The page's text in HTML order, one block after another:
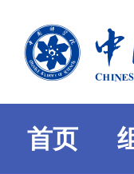
首页